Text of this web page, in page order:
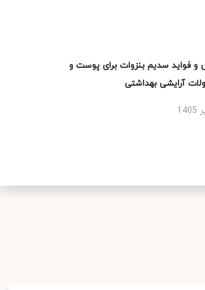
فواید سدیم بنزوات برای پوست و
آرایشی بهداشتی